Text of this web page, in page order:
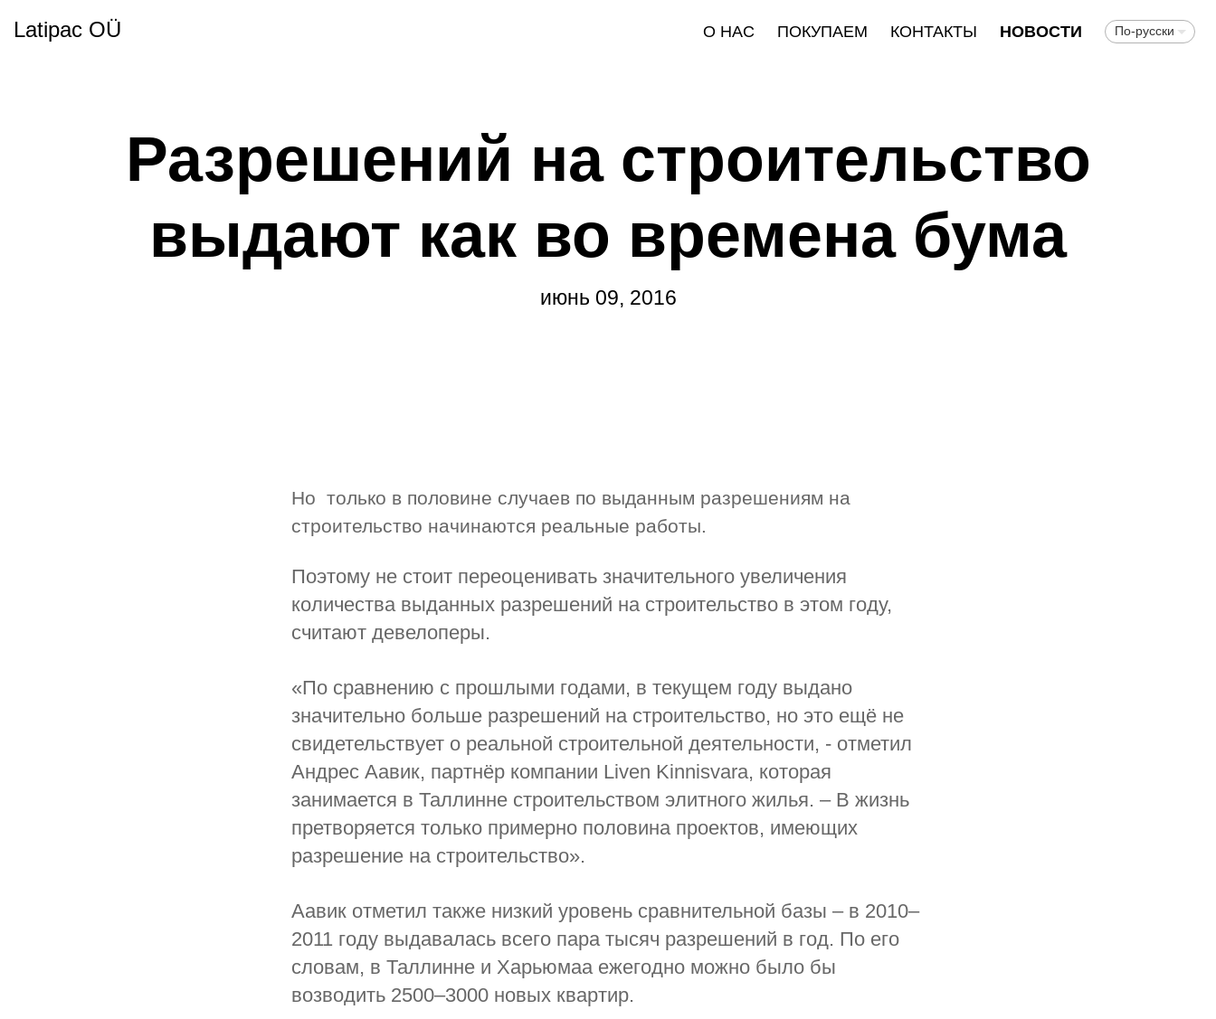
Latipac OÜ О НАС ПОКУПАЕМ КОНТАКТЫ НОВОСТИ По-русски
Разрешений на строительство
выдают как во времена бума
июнь 09, 2016
Но только в половине случаев по выданным разрешениям на
строительство начинаются реальные работы.
Поэто­му не стоит переоценивать значительного увеличения
количества выданных разрешений на строительство в этом году,
считают девелоперы.
«По сравнению с прошлыми годами, в текущем году выдано
значительно больше разрешений на строительст­во, но это ещё не
свидетельст­вует о реальной строительной деятельности, - отметил
Андрес Аавик, партнёр компании Liven Kinnisvara, которая
занимается в Таллинне строительством элитного жилья. – В жизнь
претворяется только примерно половина проектов, имеющих
разрешение на строительство».
Аавик отметил также низкий уровень сравнительной базы – в 2010–
2011 году выдавалась всего пара тысяч разрешений в год. По его
словам, в Таллинне и Харьюмаа ежегодно можно было бы
возводить 2500–3000 новых квартир.